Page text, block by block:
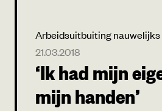
Arbeidsuitbuiting
21.03.2018
‘Ik had mijn
mijn handen’